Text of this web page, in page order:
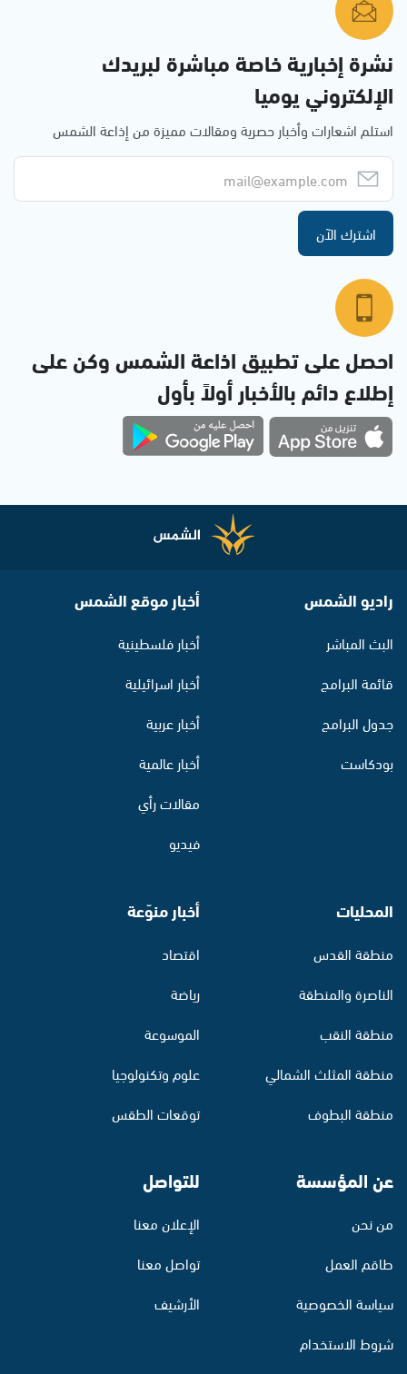
نشرة إخبارية خاصة مباشرة لبريدك
الإلكتروني يوميا
استلم اشعارات وأخبار حصرية ومقالات مميزة من إذاعة الشمس
اشترك الآن
احصل على تطبيق اذاعة الشمس وكن على
إطلاع دائم بالأخبار أولاً بأول
راديو الشمس
البث المباشر
قائمة البرامج
جدول البرامج
بودكاست
أخبار موقع الشمس
أخبار فلسطينية
أخبار اسرائيلية
أخبار عربية
أخبار عالمية
مقالات رأي
فيديو
المحليات
منطقة القدس
الناصرة والمنطقة
منطقة النقب
منطقة المثلث الشمالي
منطقة البطوف
أخبار منوّعة
اقتصاد
رياضة
الموسوعة
علوم وتكنولوجيا
توقعات الطقس
عن المؤسسة
من نحن
طاقم العمل
سياسة الخصوصية
شروط الاستخدام
للتواصل
الإعلان معنا
تواصل معنا
الأرشيف